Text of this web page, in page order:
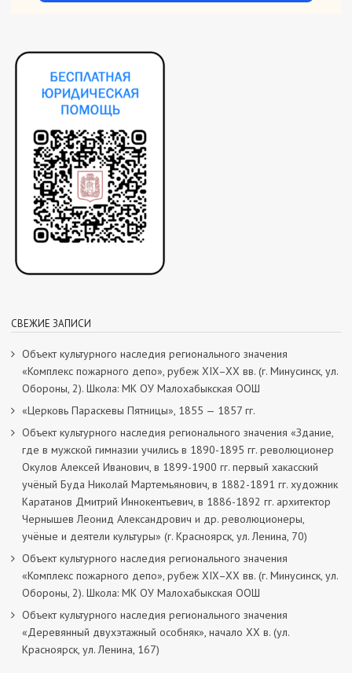
СВЕЖИЕ ЗАПИСИ
Объект культурного наследия регионального значения
«Комплекс пожарного депо», рубеж XIX–XX вв. (г. Минусинск, ул.
Обороны, 2). Школа: МК ОУ Малохабыкская ООШ
«Церковь Параскевы Пятницы», 1855 — 1857 гг.
Объект культурного наследия регионального значения «Здание,
где в мужской гимназии учились в 1890-1895 гг. революционер
Окулов Алексей Иванович, в 1899-1900 гг. первый хакасский
учёный Буда Николай Мартемьянович, в 1882-1891 гг. художник
Каратанов Дмитрий Иннокентьевич, в 1886-1892 гг. архитектор
Чернышев Леонид Александрович и др. революционеры,
учёные и деятели культуры» (г. Красноярск, ул. Ленина, 70)
Объект культурного наследия регионального значения
«Комплекс пожарного депо», рубеж XIX–XX вв. (г. Минусинск, ул.
Обороны, 2). Школа: МК ОУ Малохабыкская ООШ
Объект культурного наследия регионального значения
«Деревянный двухэтажный особняк», начало ХХ в. (ул.
Красноярск, ул. Ленина, 167)